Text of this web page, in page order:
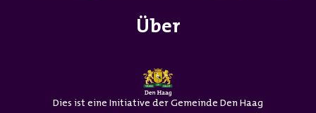
Über
Dies ist eine Initiative der Gemeinde Den Haag